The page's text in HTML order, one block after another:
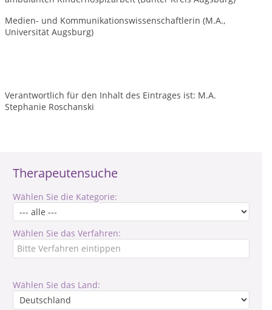
Therapeutensuche
Wählen Sie die Kategorie:
Wählen Sie das Verfahren:
Wählen Sie das Land:
Medien- und Kommunikationswissenschaftlerin (M.A.,
Universität Augsburg)
Verantwortlich für den Inhalt des Eintrages ist: M.A.
Stephanie Roschanski